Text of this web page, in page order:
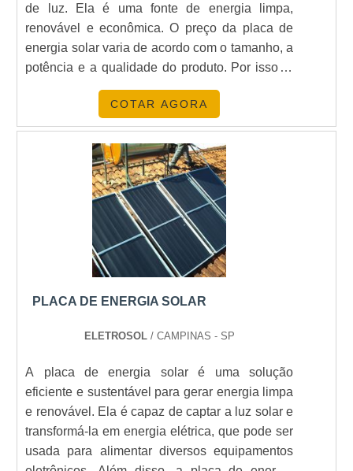
de luz. Ela é uma fonte de energia limpa,
renovável e econômica. O preço da placa de
energia solar varia de acordo com o tamanho, a
potência e a qualidade do produto. Por isso, é
importante pesquisar bem antes de comprar
para encontrar o melhor custo-benefício.
COTAR AGORA
PLACA DE ENERGIA SOLAR
ELETROSOL / CAMPINAS - SP
A placa de energia solar é uma solução
eficiente e sustentável para gerar energia limpa
e renovável. Ela é capaz de captar a luz solar e
transformá-la em energia elétrica, que pode ser
usada para alimentar diversos equipamentos